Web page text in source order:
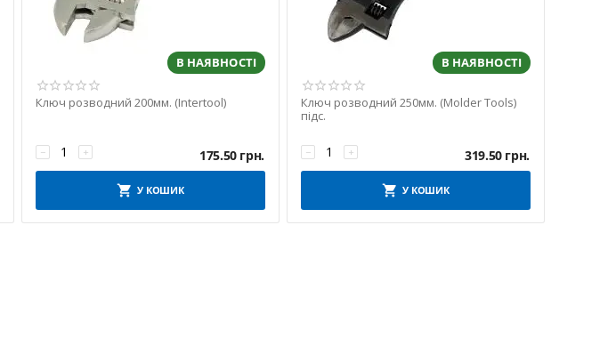
В НАЯВНОСТІ
Ключ розводний 200мм. (Intertool)
+
− 175.50 грн.
У КОШИК
В НАЯВНОСТІ
Ключ розводний 250мм. (Molder Tools)
підс.
+
− 319.50 грн.
У КОШИК